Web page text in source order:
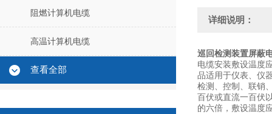
阻燃计算机电缆
高温计算机电缆
查看全部
详细说明：
巡回检测装置屏蔽
电缆安装敷设温度
品适用于仪表、仪
检测、控制、联销
百伏或直流一百伏
的六倍，敷设温度